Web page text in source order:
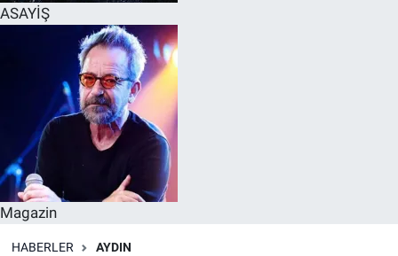
ASAYİŞ
Magazin
HABERLER AYDIN